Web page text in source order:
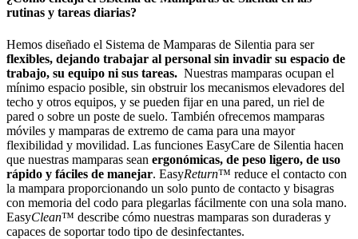
rutinas y tareas diarias?
Hemos diseñado el Sistema de Mamparas de Silentia para ser
flexibles, dejando trabajar al personal sin invadir su espacio de
trabajo, su equipo ni sus tareas. Nuestras mamparas ocupan el
mínimo espacio posible, sin obstruir los mecanismos elevadores del
techo y otros equipos, y se pueden fijar en una pared, un riel de
pared o sobre un poste de suelo. También ofrecemos mamparas
móviles y mamparas de extremo de cama para una mayor
flexibilidad y movilidad. Las funciones EasyCare de Silentia hacen
que nuestras mamparas sean ergonómicas, de peso ligero, de uso
rápido y fáciles de manejar. EasyReturn™ reduce el contacto con
la mampara proporcionando un solo punto de contacto y bisagras
con memoria del codo para plegarlas fácilmente con una sola mano.
EasyClean™ describe cómo nuestras mamparas son duraderas y
capaces de soportar todo tipo de desinfectantes.